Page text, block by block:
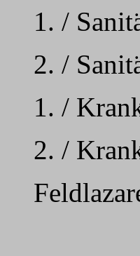
1. /
2. /
1. /
2. /